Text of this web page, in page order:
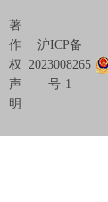
著
作
权
声
明
沪ICP备
2023008265
号-1